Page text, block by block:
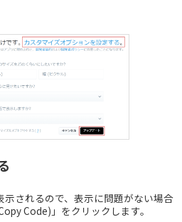
されるので、表示に問題がない場合
Code)」をクリックします。